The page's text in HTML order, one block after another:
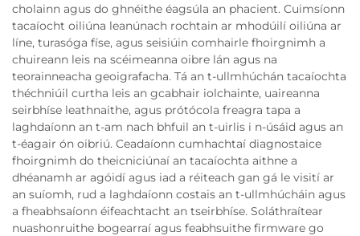
cholainn agus do ghnéithe éagsúla an phacient. Cuimsíonn
tacaíocht oiliúna leanúnach rochtain ar mhodúilí oiliúna ar
líne, turasóga físe, agus seisiúin comhairle fhoirgnimh a
chuireann leis na scéimeanna oibre lán agus na
teorainneacha geoigrafacha. Tá an t-ullmhúchán tacaíochta
théchniúil curtha leis an gcabhair iolchainte, uaireanna
seirbhíse leathnaithe, agus prótócola freagra tapa a
laghdaíonn an t-am nach bhfuil an t-uirlis i n-úsáid agus an
t-éagair ón oibriú. Ceadaíonn cumhachtaí diagnostaice
fhoirgnimh do theicniciúnaí an tacaíochta aithne a
dhéanamh ar agóidí agus iad a réiteach gan gá le visití ar
an suíomh, rud a laghdaíonn costais an t-ullmhúcháin agus
a fheabhsaíonn éifeachtacht an tseirbhíse. Soláthraítear
nuashonruithe bogearraí agus feabhsuithe firmware go